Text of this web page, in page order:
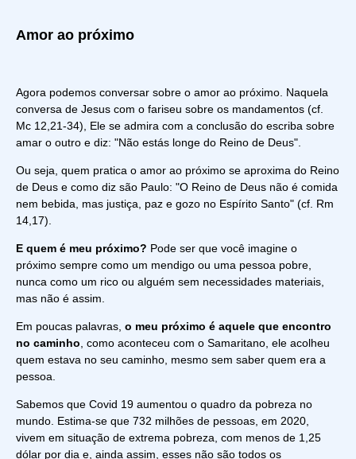
Amor ao próximo
Agora podemos conversar sobre o amor ao próximo. Naquela
conversa de Jesus com o fariseu sobre os mandamentos (cf.
Mc 12,21-34), Ele se admira com a conclusão do escriba sobre
amar o outro e diz: "Não estás longe do Rei­no de Deus".
Ou seja, quem pratica o amor ao próximo se aproxima do Reino
de Deus e como diz são Paulo: "O Reino de Deus não é comida
nem bebida, mas justiça, paz e gozo no Espírito Santo" (cf. Rm
14,17).
E quem é meu próximo? Pode ser que você imagine o
próximo sempre como um mendigo ou uma pessoa pobre,
nunca como um rico ou alguém sem necessidades materiais,
mas não é assim.
Em poucas palavras, o meu próximo é aquele que encontro
no caminho, como aconteceu com o Samaritano, ele acolheu
quem estava no seu caminho, mesmo sem saber quem era a
pessoa.
Sabemos que Covid 19 aumentou o quadro da pobreza no
mundo. Estima-se que 732 milhões de pessoas, em 2020,
vivem em situação de extrema pobreza, com menos de 1,25
dólar por dia e, ainda assim, esses não são todos os